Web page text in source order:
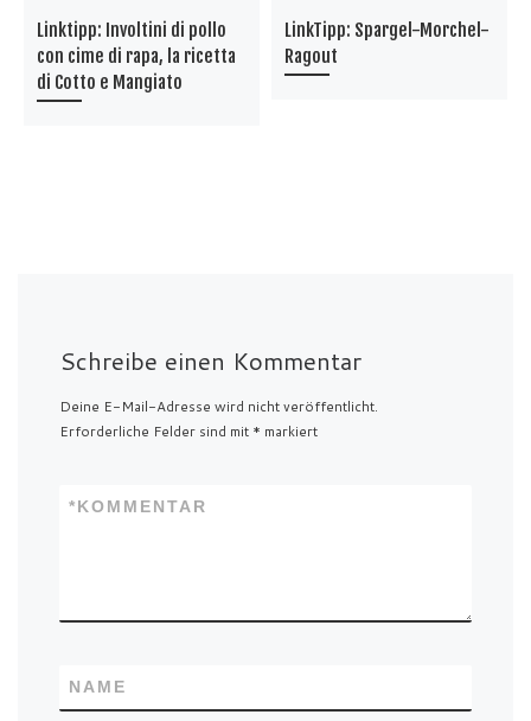
Linktipp: Involtini di pollo
con cime di rapa, la ricetta
di Cotto e Mangiato
LinkTipp: Spargel-Morchel-
Ragout
Schreibe einen Kommentar
Deine E-Mail-Adresse wird nicht veröffentlicht.
Erforderliche Felder sind mit * markiert
KOMMENTAR
*
NAME